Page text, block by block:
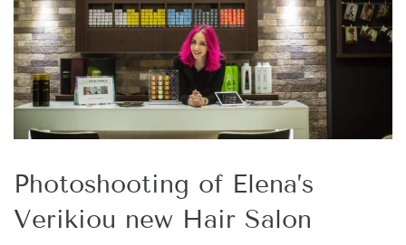
Photoshooting of Elena’s
Verikiou new Hair Salon